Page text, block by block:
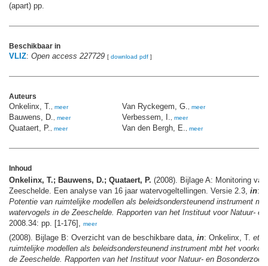
(apart) pp.
Beschikbaar in
VLIZ: Open access 227729 [ download pdf ]
Auteurs
Onkelinx, T. meer
Bauwens, D. meer
Quataert, P. meer
Van Ryckegem, G. meer
Verbessem, I. meer
Van den Bergh, E. meer
Inhoud
Onkelinx, T.; Bauwens, D.; Quataert, P. (2008). Bijlage A: Monitoring
Zeeschelde. Een analyse van 16 jaar watervogeltellingen. Versie 2.3, in:
Potentie van ruimtelijke modellen als beleidsondersteunend instrument
watervogels in de Zeeschelde. Rapporten van het Instituut voor Natuur-
2008.34: pp. [1-176],
meer
(2008). Bijlage B: Overzicht van de beschikbare data, in: Onkelinx, T. et
ruimtelijke modellen als beleidsondersteunend instrument mbt het
de Zeeschelde. Rapporten van het Instituut voor Natuur- en Bosonderzoek,